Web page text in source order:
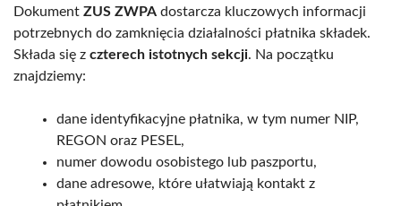
Dokument ZUS ZWPA dostarcza kluczowych informacji
potrzebnych do zamknięcia działalności płatnika składek.
Składa się z czterech istotnych sekcji. Na początku
znajdziemy:
dane identyfikacyjne płatnika, w tym numer NIP,
REGON oraz PESEL,
numer dowodu osobistego lub paszportu,
dane adresowe, które ułatwiają kontakt z